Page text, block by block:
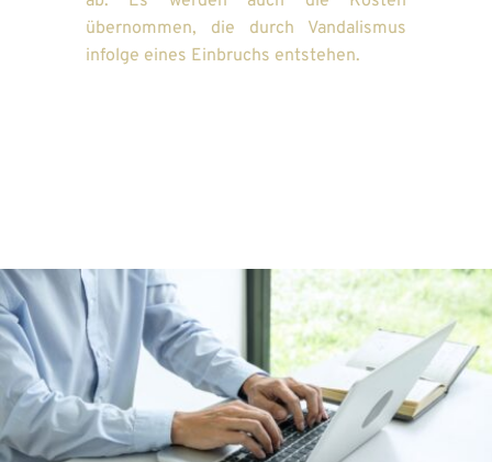
übernommen, die durch Vandalismus
infolge eines Einbruchs entstehen.